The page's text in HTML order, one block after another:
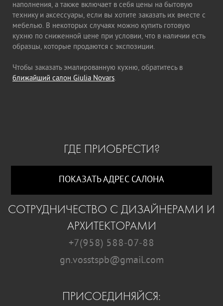
наполнения, а также включает в себя цены на бытовую
технику и аксессуары, если вы хотите заказать их вместе с
мебелью. В некоторых случаях можно купить готовую
кухню по сниженной цене при условии, что в наличии есть
образцы, которые продаются с экспозиции.
Чтобы заказать эмалированную кухню, обратитесь в
ближайший салон Giulia Novars.
ГДЕ ПРИОБРЕСТИ?
ПОКАЗАТЬ АДРЕС САЛОНА
СОТРУДНИЧЕСТВО С ДИЗАЙНЕРАМИ И
АРХИТЕКТОРАМИ
+7(958) 588-07-88
gn.vosstspb@gmail.com
ПРИСОЕДИНЯЙСЯ: